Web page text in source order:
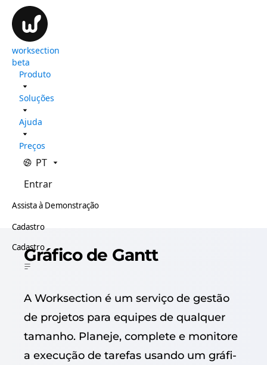
worksection
beta
Produto
Soluções
Ajuda
Preços
PT
Entrar
Assista à Demonstração
Cadastro
Cadastro
Gráfico de Gantt
A Work­sec­tion é um serviço de gestão
de pro­je­tos para equipes de qual­quer
taman­ho. Plane­je, com­plete e mon­i­tore
a exe­cução de tare­fas usan­do um grá­fi­